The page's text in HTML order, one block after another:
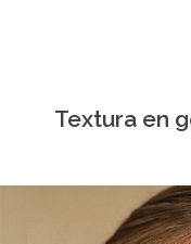
Textura en